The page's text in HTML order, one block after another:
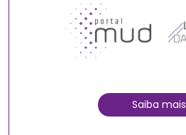
Saiba mais